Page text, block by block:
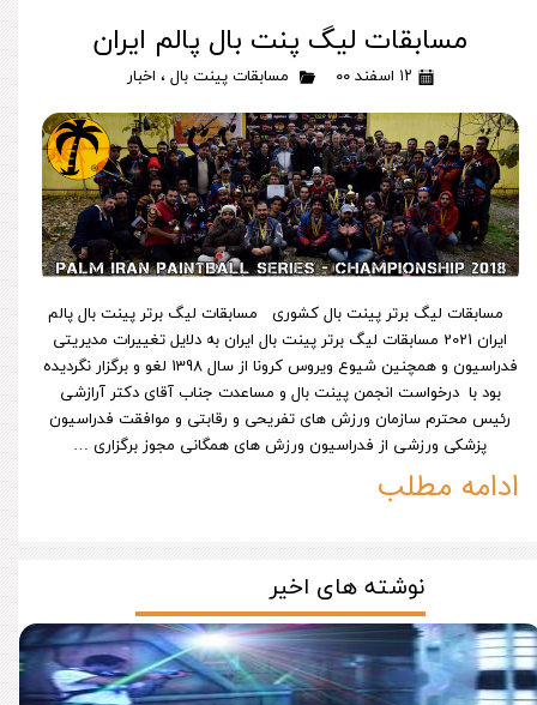
مسابقات لیگ پنت بال پالم ایران
۱۲ اسفند ۰۰ مسابقات پینت بال، اخبار
مسابقات لیگ برتر پینت بال کشوری مسابقات لیگ برتر پینت بال پالم
ایران 2021 مسابقات لیگ برتر پینت بال ایران به دلایل تغییرات مدیریتی
فدراسیون و همچنین شیوع ویروس کرونا از سال 1398 لغو و برگزار نگردیده
بود با درخواست انجمن پینت بال و مساعدت جناب آقای دکتر آرازشی
رئیس محترم سازمان ورزش های تفریحی و رقابتی و موافقت فدراسیون
پزشکی ورزشی از فدراسیون ورزش های همگانی مجوز برگزاری …
ادامه مطلب
نوشته های اخیر